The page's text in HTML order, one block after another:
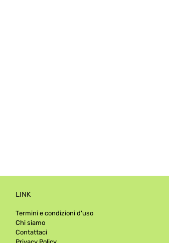
LINK
Termini e condizioni d'uso
Chi siamo
Contattaci